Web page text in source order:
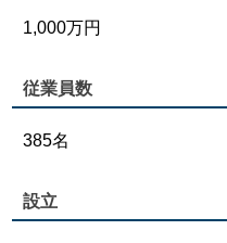
1,000万円
従業員数
385名
設立